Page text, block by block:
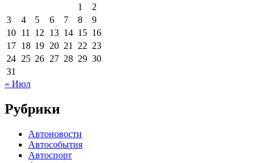
1
2
3
4 5 6 7 8
9
10 11 12 13 14 15 16
17 18 19 20 21 22 23
24 25 26 27 28 29 30
31
« Июл
Рубрики
Автоновости
Автособытия
Автоспорт